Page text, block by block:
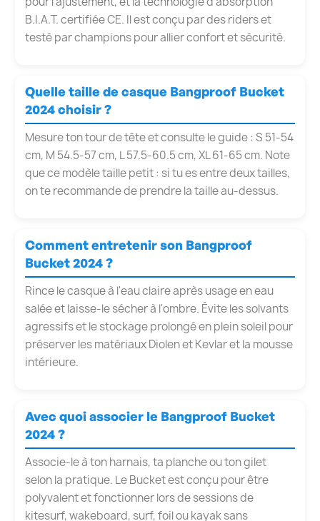
B.I.A.T. certifiée CE. Il est conçu par des riders et
testé par champions pour allier confort et sécurité.
Quelle taille de casque Bangproof Bucket
2024 choisir ?
Mesure ton tour de tête et consulte le guide : S 51-54
cm, M 54.5-57 cm, L 57.5-60.5 cm, XL 61-65 cm. Note
que ce modèle taille petit : si tu es entre deux tailles,
on te recommande de prendre la taille au-dessus.
Comment entretenir son Bangproof
Bucket 2024 ?
Rince le casque à l'eau claire après usage en eau
salée et laisse-le sécher à l'ombre. Évite les solvants
agressifs et le stockage prolongé en plein soleil pour
préserver les matériaux Diolen et Kevlar et la mousse
intérieure.
Avec quoi associer le Bangproof Bucket
2024 ?
Associe-le à ton harnais, ta planche ou ton gilet
selon la pratique. Le Bucket est conçu pour être
polyvalent et fonctionner lors de sessions de
kitesurf, wakeboard, surf, foil ou kayak sans